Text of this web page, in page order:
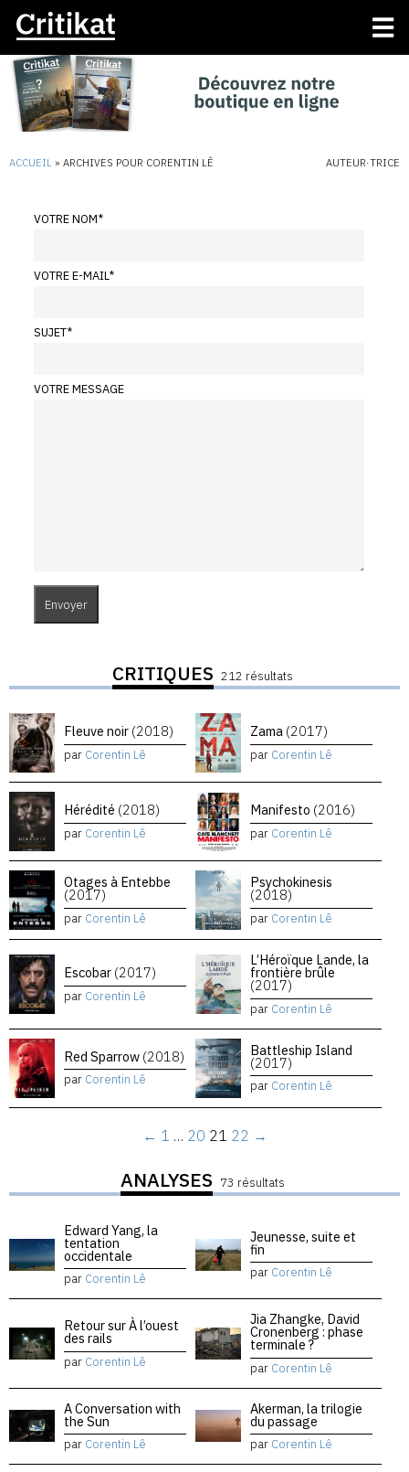
ACCUEIL » ARCHIVES POUR CORENTIN LÊ AUTEUR·TRICE
VOTRE NOM*
VOTRE E-MAIL*
SUJET*
VOTRE MESSAGE
CRITIQUES 212 résultats
Fleuve noir (2018)
par Corentin Lê
Zama (2017)
par Corentin Lê
Hérédité (2018)
par Corentin Lê
Manifesto (2016)
par Corentin Lê
Otages à Entebbe
(2017)
par Corentin Lê
Psychokinesis
(2018)
par Corentin Lê
Escobar (2017)
par Corentin Lê
L’Héroïque Lande, la
frontière brûle
(2017)
par Corentin Lê
Red Sparrow (2018)
par Corentin Lê
Battleship Island
(2017)
par Corentin Lê
← 1 … 20 21 22 →
ANALYSES 73 résultats
Edward Yang, la
tentation
occidentale
par Corentin Lê
Jeunesse, suite et
fin
par Corentin Lê
Retour sur À l’ouest
des rails
par Corentin Lê
Jia Zhangke, David
Cronenberg : phase
terminale ?
par Corentin Lê
A Conversation with
the Sun
par Corentin Lê
Akerman, la trilogie
du passage
par Corentin Lê